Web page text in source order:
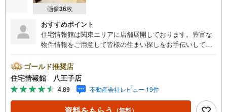
画像36枚
おすすめポイント
住宅情報館は関東エリアに店舗展開しております。豊富な
物件情報をご用意して皆様の住まい探しをお手伝いしてお
さい。【営業時間 10:00～19:00 火曜・水曜（祝日の場
合は営業いたします）】「資料請求」「内覧」のお問い合
わせは上記時間内ですとスムーズにご対応が可能です。ス
タッフ一同お客様のお問合せをお待ちしております。【住
宅ローン相談会】開催中無理のない住宅ローンの試算やご
ゴールド推奨店
住宅情報館 八王子店
4.89 不動産会社レビュー 19件
（無料）